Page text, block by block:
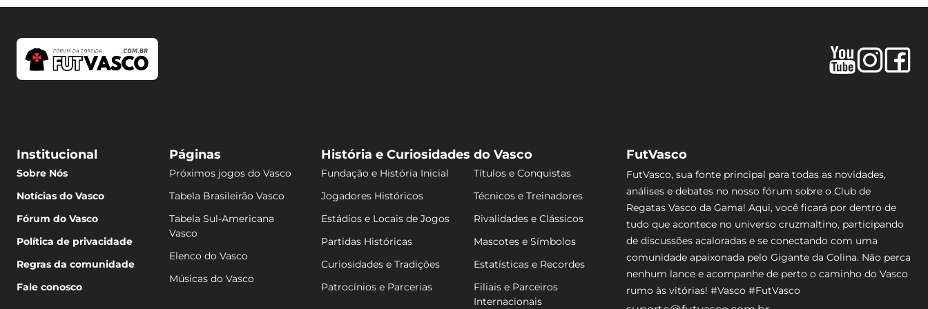
Institucional
Sobre Nós
Notícias do Vasco
Fórum do Vasco
Política de privacidade
Regras da comunidade
Fale conosco
Páginas
Próximos jogos do Vasco
Tabela Brasileirão Vasco
Tabela Sul-Americana
Vasco
Elenco do Vasco
Músicas do Vasco
História e Curiosidades do Vasco
Fundação e História Inicial
Títulos e Conquistas
Jogadores Históricos
Técnicos e Treinadores
Estádios e Locais de Jogos
Rivalidades e Clássicos
Partidas Históricas
Mascotes e Símbolos
Curiosidades e Tradições
Estatísticas e Recordes
Patrocínios e Parcerias
Filiais e Parceiros
Internacionais
FutVasco
FutVasco, sua fonte principal para todas as novidades,
análises e debates no nosso fórum sobre o Club de
Regatas Vasco da Gama! Aqui, você ficará por dentro de
tudo que acontece no universo cruzmaltino, participando
de discussões acaloradas e se conectando com uma
comunidade apaixonada pelo Gigante da Colina. Não perca
nenhum lance e acompanhe de perto o caminho do Vasco
rumo às vitórias! #Vasco #FutVasco